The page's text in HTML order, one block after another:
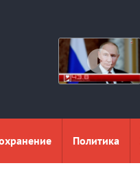
Политика